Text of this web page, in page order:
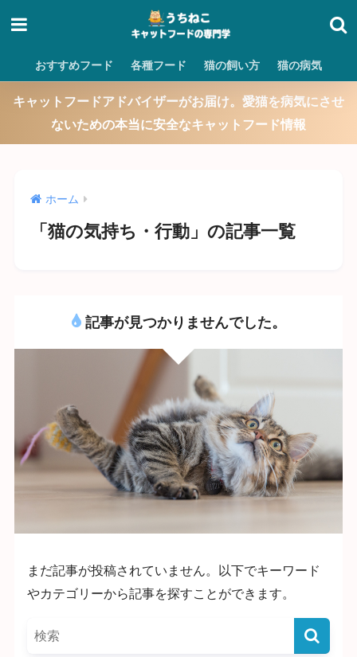
おすすめフード 各種フード 猫の飼い方 猫の病気
キャットフードアドバイザーがお届け。愛猫を病気にさせ
ないための本当に安全なキャットフード情報
ホーム
「猫の気持ち・行動」の記事一覧
記事が見つかりませんでした。
まだ記事が投稿されていません。以下でキーワード
やカテゴリーから記事を探すことができます。